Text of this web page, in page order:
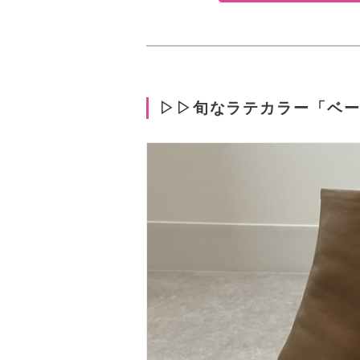
▷▷旬なラテカラー「ベ